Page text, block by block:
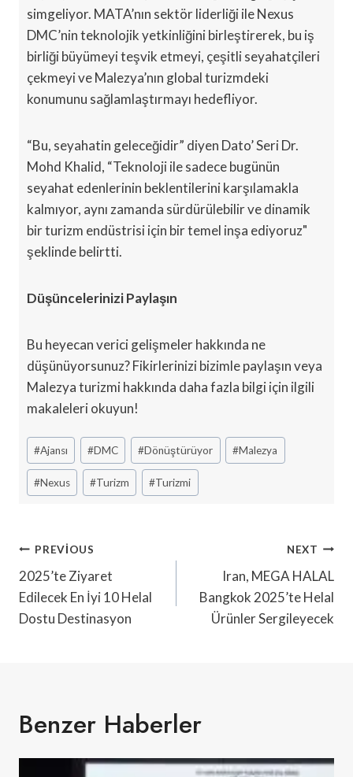
simgeliyor. MATA’nın sektör liderliği ile Nexus
DMC’nin teknolojik yetkinliğini birleştirerek, bu iş
birliği büyümeyi teşvik etmeyi, çeşitli seyahatçileri
çekmeyi ve Malezya’nın global turizmdeki
konumunu sağlamlaştırmayı hedefliyor.
“Bu, seyahatin geleceğidir” diyen Dato’ Seri Dr.
Mohd Khalid, “Teknoloji ile sadece bugünün
seyahat edenlerinin beklentilerini karşılamakla
kalmıyor, aynı zamanda sürdürülebilir ve dinamik
bir turizm endüstrisi için bir temel inşa ediyoruz"
şeklinde belirtti.
Düşüncelerinizi Paylaşın
Bu heyecan verici gelişmeler hakkında ne
düşünüyorsunuz? Fikirlerinizi bizimle paylaşın veya
Malezya turizmi hakkında daha fazla bilgi için ilgili
makaleleri okuyun!
Post
Tags:
#Ajansı #DMC #Dönüştürüyor #Malezya
#Nexus #Turizm #Turizmi
Yazı
Gezinmesi
PREVIOUS
2025’te Ziyaret
Edilecek En İyi 10 Helal
Dostu Destinasyon
NEXT
Iran, MEGA HALAL
Bangkok 2025’te Helal
Ürünler Sergileyecek
Benzer Haberler